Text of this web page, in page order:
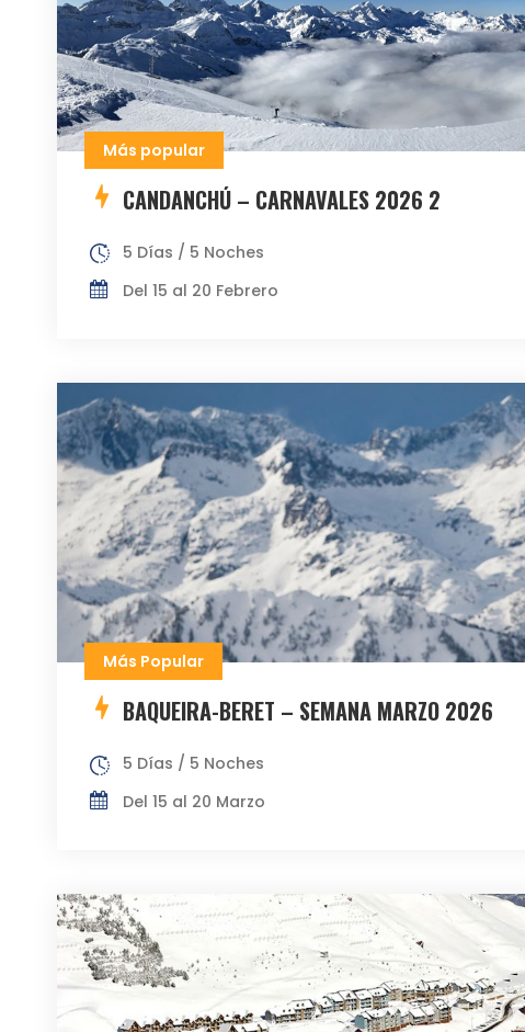
Más popular
CANDANCHÚ – CARNAVALES 2026 2
5 Días / 5 Noches
Del 15 al 20 Febrero
Más Popular
BAQUEIRA-BERET – SEMANA MARZO 2026
5 Días / 5 Noches
Del 15 al 20 Marzo